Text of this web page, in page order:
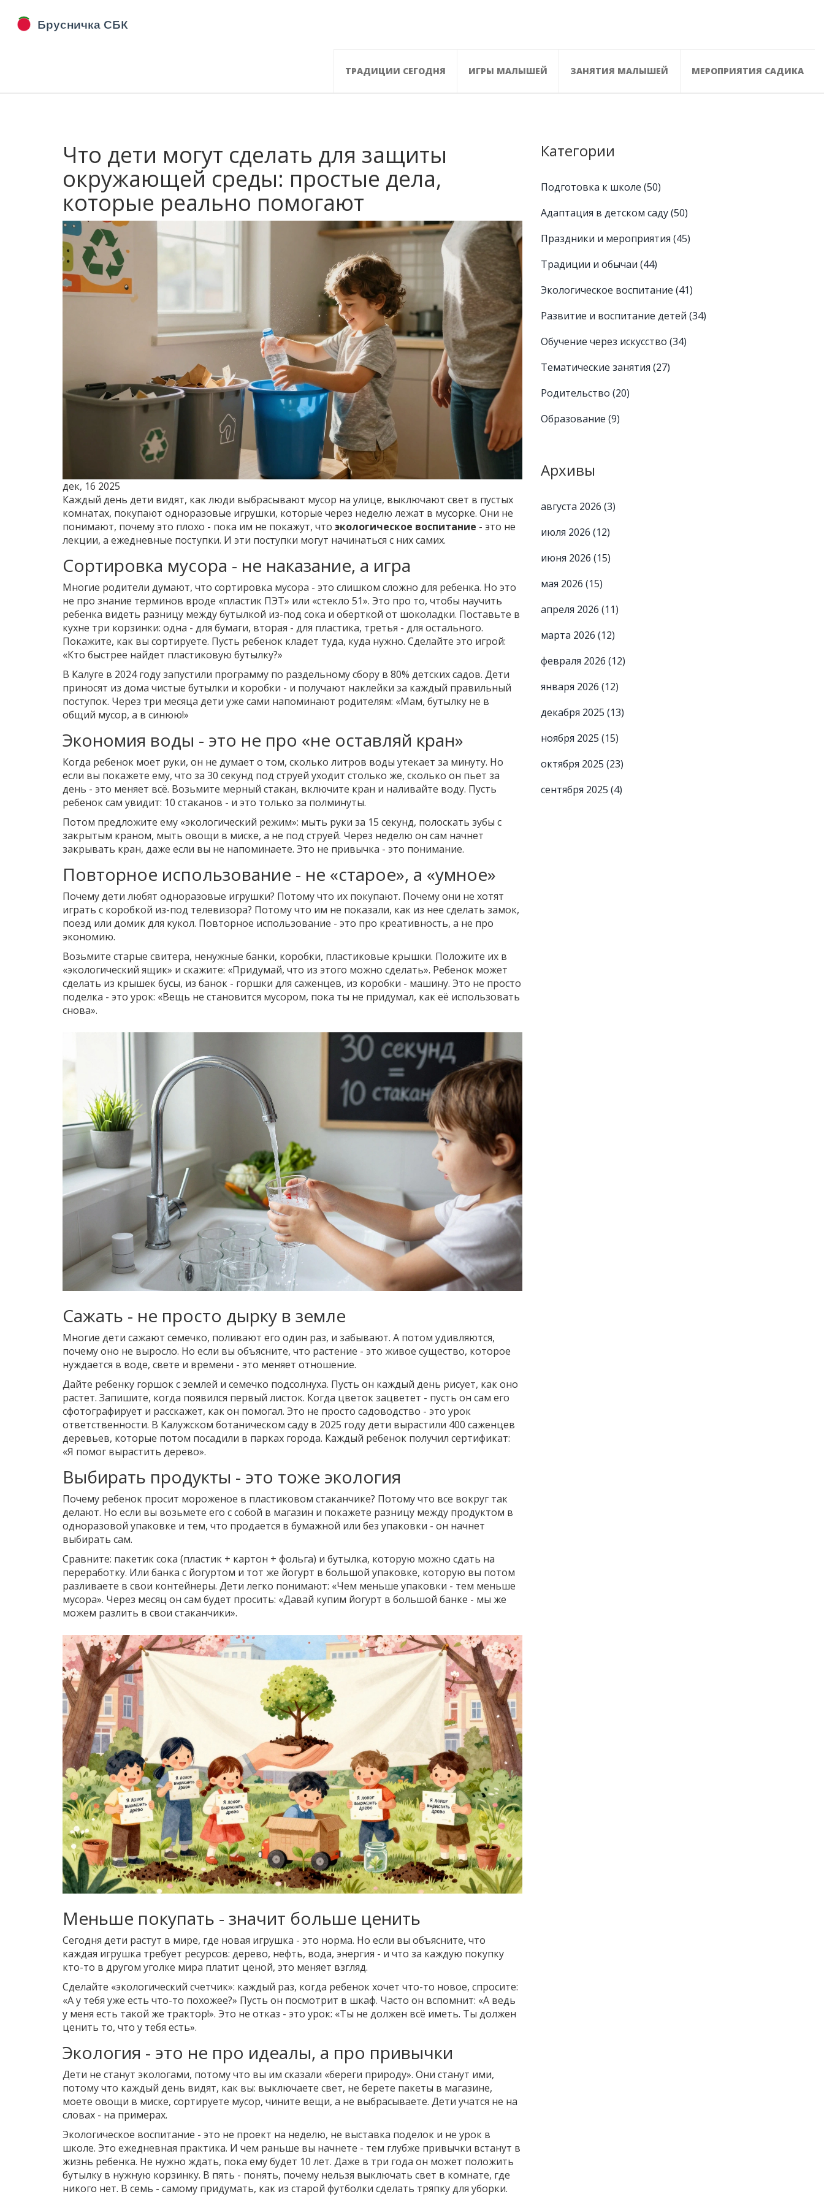
ТРАДИЦИИ СЕГОДНЯ ИГРЫ МАЛЫШЕЙ ЗАНЯТИЯ МАЛЫШЕЙ МЕРОПРИЯТИЯ САДИКА
Что дети могут сделать для защиты
окружающей среды: простые дела,
которые реально помогают
дек, 16 2025
Каждый день дети видят, как люди выбрасывают мусор на улице, выключают свет в пустых
комнатах, покупают одноразовые игрушки, которые через неделю лежат в мусорке. Они не
понимают, почему это плохо - пока им не покажут, что экологическое воспитание - это не
лекции, а ежедневные поступки. И эти поступки могут начинаться с них самих.
Сортировка мусора - не наказание, а игра
Многие родители думают, что сортировка мусора - это слишком сложно для ребенка. Но это
не про знание терминов вроде «пластик ПЭТ» или «стекло 51». Это про то, чтобы научить
ребенка видеть разницу между бутылкой из-под сока и оберткой от шоколадки. Поставьте в
кухне три корзинки: одна - для бумаги, вторая - для пластика, третья - для остального.
Покажите, как вы сортируете. Пусть ребенок кладет туда, куда нужно. Сделайте это игрой:
«Кто быстрее найдет пластиковую бутылку?»
В Калуге в 2024 году запустили программу по раздельному сбору в 80% детских садов. Дети
приносят из дома чистые бутылки и коробки - и получают наклейки за каждый правильный
поступок. Через три месяца дети уже сами напоминают родителям: «Мам, бутылку не в
общий мусор, а в синюю!»
Экономия воды - это не про «не оставляй кран»
Когда ребенок моет руки, он не думает о том, сколько литров воды утекает за минуту. Но
если вы покажете ему, что за 30 секунд под струей уходит столько же, сколько он пьет за
день - это меняет всё. Возьмите мерный стакан, включите кран и наливайте воду. Пусть
ребенок сам увидит: 10 стаканов - и это только за полминуты.
Потом предложите ему «экологический режим»: мыть руки за 15 секунд, полоскать зубы с
закрытым краном, мыть овощи в миске, а не под струей. Через неделю он сам начнет
закрывать кран, даже если вы не напоминаете. Это не привычка - это понимание.
Повторное использование - не «старое», а «умное»
Почему дети любят одноразовые игрушки? Потому что их покупают. Почему они не хотят
играть с коробкой из-под телевизора? Потому что им не показали, как из нее сделать замок,
поезд или домик для кукол. Повторное использование - это про креативность, а не про
экономию.
Возьмите старые свитера, ненужные банки, коробки, пластиковые крышки. Положите их в
«экологический ящик» и скажите: «Придумай, что из этого можно сделать». Ребенок может
сделать из крышек бусы, из банок - горшки для саженцев, из коробки - машину. Это не просто
поделка - это урок: «Вещь не становится мусором, пока ты не придумал, как её использовать
снова».
Сажать - не просто дырку в земле
Многие дети сажают семечко, поливают его один раз, и забывают. А потом удивляются,
почему оно не выросло. Но если вы объясните, что растение - это живое существо, которое
нуждается в воде, свете и времени - это меняет отношение.
Дайте ребенку горшок с землей и семечко подсолнуха. Пусть он каждый день рисует, как оно
растет. Запишите, когда появился первый листок. Когда цветок зацветет - пусть он сам его
сфотографирует и расскажет, как он помогал. Это не просто садоводство - это урок
ответственности. В Калужском ботаническом саду в 2025 году дети вырастили 400 саженцев
деревьев, которые потом посадили в парках города. Каждый ребенок получил сертификат:
«Я помог вырастить дерево».
Выбирать продукты - это тоже экология
Почему ребенок просит мороженое в пластиковом стаканчике? Потому что все вокруг так
делают. Но если вы возьмете его с собой в магазин и покажете разницу между продуктом в
одноразовой упаковке и тем, что продается в бумажной или без упаковки - он начнет
выбирать сам.
Сравните: пакетик сока (пластик + картон + фольга) и бутылка, которую можно сдать на
переработку. Или банка с йогуртом и тот же йогурт в большой упаковке, которую вы потом
разливаете в свои контейнеры. Дети легко понимают: «Чем меньше упаковки - тем меньше
мусора». Через месяц он сам будет просить: «Давай купим йогурт в большой банке - мы же
можем разлить в свои стаканчики».
Меньше покупать - значит больше ценить
Сегодня дети растут в мире, где новая игрушка - это норма. Но если вы объясните, что
каждая игрушка требует ресурсов: дерево, нефть, вода, энергия - и что за каждую покупку
кто-то в другом уголке мира платит ценой, это меняет взгляд.
Сделайте «экологический счетчик»: каждый раз, когда ребенок хочет что-то новое, спросите:
«А у тебя уже есть что-то похожее?» Пусть он посмотрит в шкаф. Часто он вспомнит: «А ведь
у меня есть такой же трактор!». Это не отказ - это урок: «Ты не должен всё иметь. Ты должен
ценить то, что у тебя есть».
Экология - это не про идеалы, а про привычки
Дети не станут экологами, потому что вы им сказали «береги природу». Они станут ими,
потому что каждый день видят, как вы: выключаете свет, не берете пакеты в магазине,
моете овощи в миске, сортируете мусор, чините вещи, а не выбрасываете. Дети учатся не на
словах - на примерах.
Экологическое воспитание - это не проект на неделю, не выставка поделок и не урок в
школе. Это ежедневная практика. И чем раньше вы начнете - тем глубже привычки встанут в
жизнь ребенка. Не нужно ждать, пока ему будет 10 лет. Даже в три года он может положить
бутылку в нужную корзинку. В пять - понять, почему нельзя выключать свет в комнате, где
никого нет. В семь - самому придумать, как из старой футболки сделать тряпку для уборки.
Категории
Подготовка к школе (50)
Адаптация в детском саду(50)
Праздники и мероприятия (45)
Традиции и обычаи (44)
Экологическое воспитание (41)
Развитие и воспитание детей (34)
Обучение через искусство (34)
Тематические занятия (27)
Родительство (20)
Образование (9)
Архивы
августа 2026 (3)
июля 2026 (12)
июня 2026 (15)
мая 2026 (15)
апреля 2026 (11)
марта 2026 (12)
февраля 2026 (12)
января 2026 (12)
декабря 2025 (13)
ноября 2025 (15)
октября 2025 (23)
сентября 2025 (4)